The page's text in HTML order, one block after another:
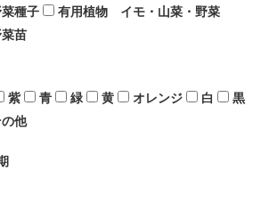
種子
有用植物 イモ・山菜・野菜
苗
紫 青 緑 黄 オレンジ 白
黒
他